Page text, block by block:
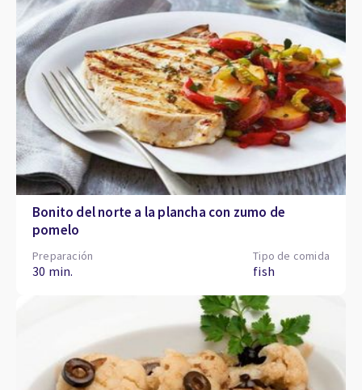
Bonito del norte a la plancha con zumo de
pomelo
Preparación
30 min.
Tipo de comida
fish